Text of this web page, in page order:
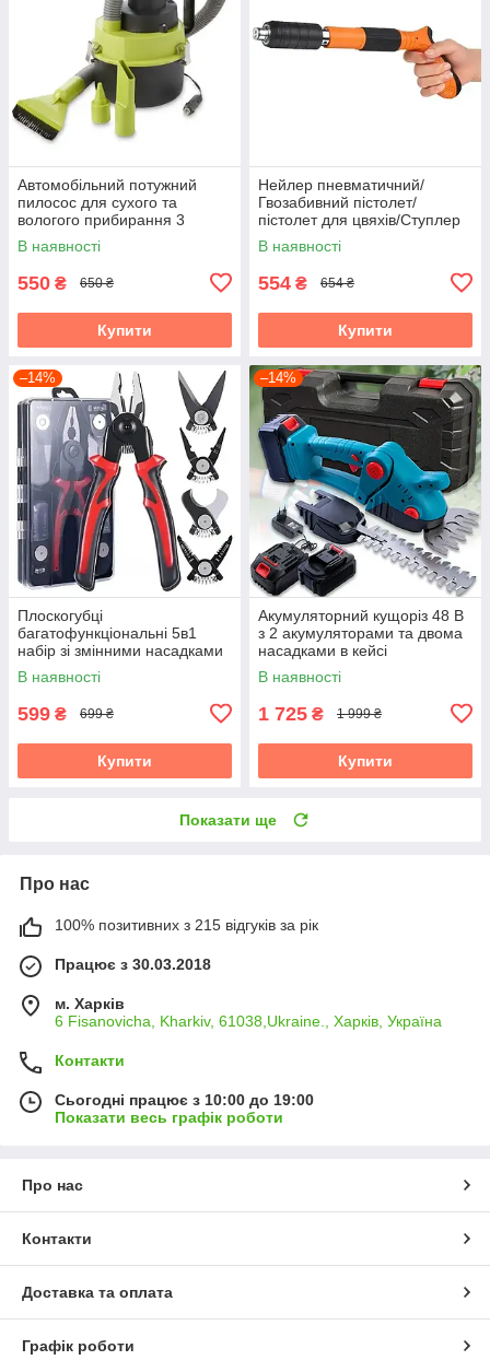
Автомобільний потужний
пилосос для сухого та
вологого прибирання 3
насадки
В наявності
550 ₴ 650 ₴
Купити
Нейлер пневматичний/
Гвозабивний пістолет/
пістолет для цвяхів/Ступлер
пневматичний
В наявності
554 ₴ 654 ₴
Купити
–14%
Плоскогубці
багатофункціональні 5в1
набір зі змінними насадками
кусачки бокоріз ножиці
стрипер
В наявності
599 ₴ 699 ₴
Купити
–14%
Акумуляторний кущоріз 48 В
з 2 акумуляторами та двома
насадками в кейсі
В наявності
1 725 ₴ 1 999 ₴
Купити
Показати ще
Про нас
100% позитивних з 215 відгуків за рік
Працює з 30.03.2018
м. Харків
6 Fisanovicha, Kharkiv, 61038,Ukraine., Харків, Україна
Контакти
Сьогодні працює з 10:00 до 19:00
Показати весь графік роботи
Про нас
Контакти
Доставка та оплата
Графік роботи